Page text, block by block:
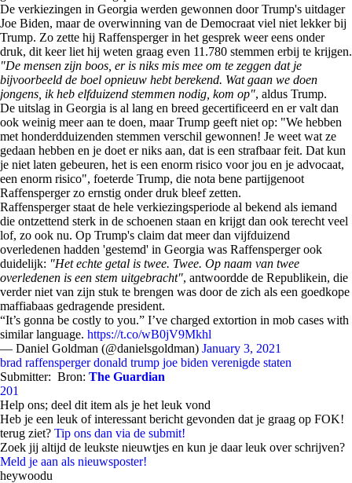
De verkiezingen in Georgia werden gewonnen door Trump's uitdager
Joe Biden, maar de overwinning van de Democraat viel niet lekker bij
Trump. Zo zette hij Raffensperger in het gesprek weer eens onder
druk, dit keer liet hij weten graag even 11.780 stemmen erbij te krijgen.
"De mensen zijn boos, er is niks mis mee om te zeggen dat je
bijvoorbeeld de boel opnieuw hebt berekend. Wat gaan we doen
jongens, ik heb elfduizend stemmen nodig, kom op", aldus Trump.
De uitslag in Georgia is al lang en breed gecertificeerd en er valt dan
ook weinig meer aan te doen, maar Trump geeft niet op: "We hebben
met honderdduizenden stemmen verschil gewonnen! Je weet wat ze
gedaan hebben en je doet er niks aan, dat is een strafbaar feit. Dat kun
je niet laten gebeuren, het is een enorm risico voor jou en je advocaat,
een enorm risico", foeterde Trump, die nota bene partijgenoot
Raffensperger zo ernstig onder druk bleef zetten.
Raffensperger staat de hele verkiezingsperiode al bekend als iemand
die ontzettend sterk in de schoenen staan en krijgt dan ook terecht veel
lof, zo ook nu. Op Trump's claim dat meer dan vijfduizend
overledenen hadden 'gestemd' in Georgia was Raffensperger ook
duidelijk: "Het echte getal is twee. Twee. Op naam van twee
overledenen is een stem uitgebracht", antwoordde de Republikein, die
verder niet van zijn stuk te brengen was door de zich als een goedkope
maffiabaas gedragende president.
“It’s gonna be costly to you.” I’ve charged extortion in mob cases with
similar language. https://t.co/wB0jV9Mkhl
— Daniel Goldman (@danielsgoldman) January 3, 2021
brad raffensperger donald trump joe biden verenigde staten
Submitter: Bron: The Guardian
201
Help ons; deel dit item als je het leuk vond
Heb je een leuk of interessant bericht gevonden dat je graag op FOK!
terug ziet? Tip ons dan via de submit!
Zoek jij altijd de leukste nieuwtjes en kun je daar leuk over schrijven?
Meld je aan als nieuwsposter!
heywoodu